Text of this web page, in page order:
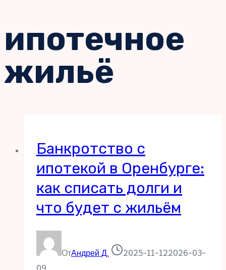
ипотечное
жильё
Банкротство с
ипотекой в Оренбурге:
как списать долги и
что будет с жильём
ОтАндрей Д. 2025-11-122026-03-